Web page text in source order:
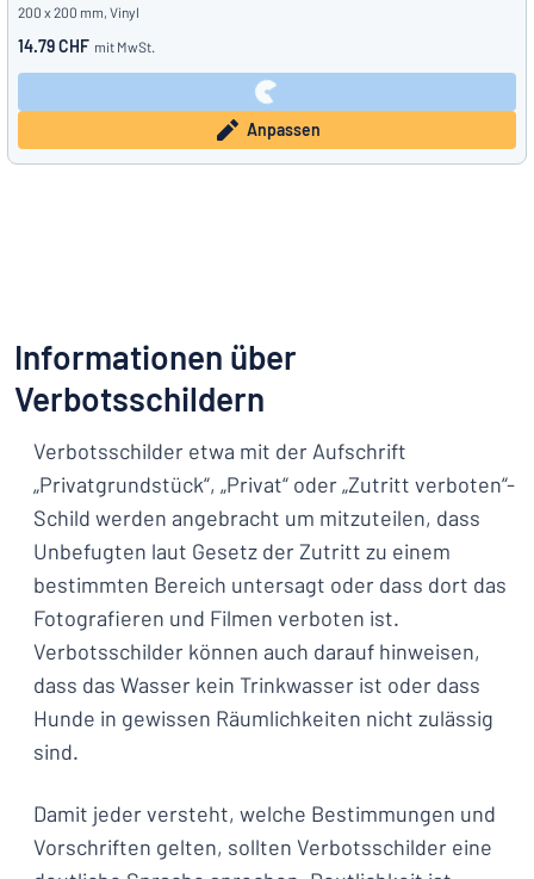
200 x 200 mm, Vinyl
14.79 CHF mit MwSt.
Anpassen
Informationen über
Verbotsschildern
Verbotsschilder etwa mit der Aufschrift
„Privatgrundstück“, „Privat“ oder „Zutritt verboten“-
Schild werden angebracht um mitzuteilen, dass
Unbefugten laut Gesetz der Zutritt zu einem
bestimmten Bereich untersagt oder dass dort das
Fotografieren und Filmen verboten ist.
Verbotsschilder können auch darauf hinweisen,
dass das Wasser kein Trinkwasser ist oder dass
Hunde in gewissen Räumlichkeiten nicht zulässig
sind.
Damit jeder versteht, welche Bestimmungen und
Vorschriften gelten, sollten Verbotsschilder eine